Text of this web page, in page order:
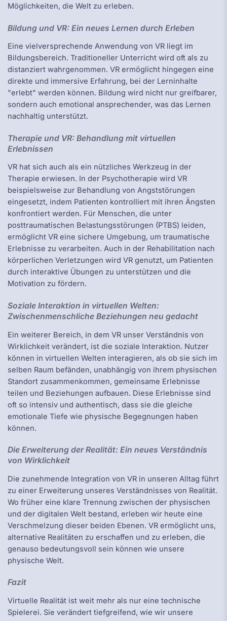
Möglichkeiten, die Welt zu erleben.
Bildung und VR: Ein neues Lernen durch Erleben
Eine vielversprechende Anwendung von VR liegt im
Bildungsbereich. Traditioneller Unterricht wird oft als zu
distanziert wahrgenommen. VR ermöglicht hingegen eine
direkte und immersive Erfahrung, bei der Lerninhalte
"erlebt" werden können. Bildung wird nicht nur greifbarer,
sondern auch emotional ansprechender, was das Lernen
nachhaltig unterstützt.
Therapie und VR: Behandlung mit virtuellen
Erlebnissen
VR hat sich auch als ein nützliches Werkzeug in der
Therapie erwiesen. In der Psychotherapie wird VR
beispielsweise zur Behandlung von Angststörungen
eingesetzt, indem Patienten kontrolliert mit ihren Ängsten
konfrontiert werden. Für Menschen, die unter
posttraumatischen Belastungsstörungen (PTBS) leiden,
ermöglicht VR eine sichere Umgebung, um traumatische
Erlebnisse zu verarbeiten. Auch in der Rehabilitation nach
körperlichen Verletzungen wird VR genutzt, um Patienten
durch interaktive Übungen zu unterstützen und die
Motivation zu fördern.
Soziale Interaktion in virtuellen Welten:
Zwischenmenschliche Beziehungen neu gedacht
Ein weiterer Bereich, in dem VR unser Verständnis von
Wirklichkeit verändert, ist die soziale Interaktion. Nutzer
können in virtuellen Welten interagieren, als ob sie sich im
selben Raum befänden, unabhängig von ihrem physischen
Standort zusammenkommen, gemeinsame Erlebnisse
teilen und Beziehungen aufbauen. Diese Erlebnisse sind
oft so intensiv und authentisch, dass sie die gleiche
emotionale Tiefe wie physische Begegnungen haben
können.
Die Erweiterung der Realität: Ein neues Verständnis
von Wirklichkeit
Die zunehmende Integration von VR in unseren Alltag führt
zu einer Erweiterung unseres Verständnisses von Realität.
Wo früher eine klare Trennung zwischen der physischen
und der digitalen Welt bestand, erleben wir heute eine
Verschmelzung dieser beiden Ebenen. VR ermöglicht uns,
alternative Realitäten zu erschaffen und zu erleben, die
genauso bedeutungsvoll sein können wie unsere
physische Welt.
Fazit
Virtuelle Realität ist weit mehr als nur eine technische
Spielerei. Sie verändert tiefgreifend, wie wir unsere